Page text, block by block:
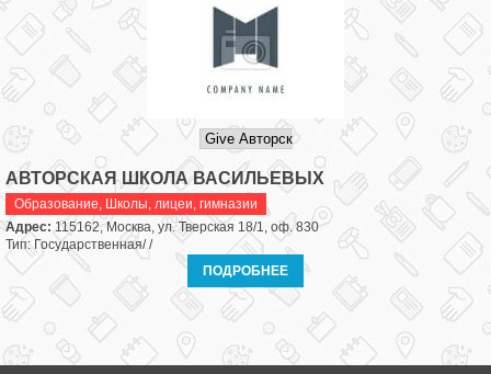
АВТОРСКАЯ ШКОЛА ВАСИЛЬЕВЫХ
Образование, Школы, лицеи, гимназии
Адрес: 115162, Москва, ул. Тверская 18/1, оф. 830
Тип: Государственная/ /
ПОДРОБНЕЕ